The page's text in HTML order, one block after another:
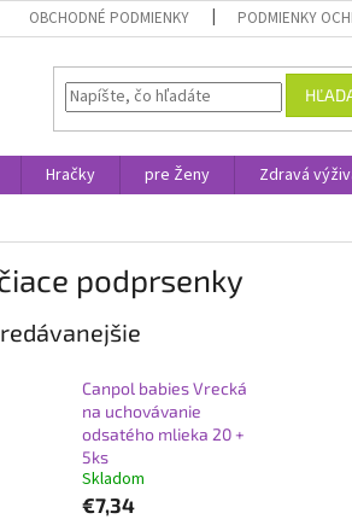
OBCHODNÉ PODMIENKY PODMIENKY
Hračky pre Ženy Zdravá
podprsenky
Canpol babies Vrecká
na uchovávanie
odsatého mlieka 20 +
5ks
Skladom
€7,34